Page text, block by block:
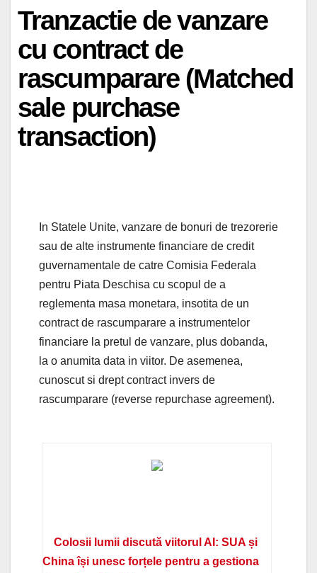
Tranzactie de vanzare
cu contract de
rascumparare (Matched
sale purchase
transaction)
In Statele Unite, vanzare de bonuri de trezorerie
sau de alte instrumente financiare de credit
guvernamentale de catre Comisia Federala
pentru Piata Deschisa cu scopul de a
reglementa masa monetara, insotita de un
contract de rascumparare a instrumentelor
financiare la pretul de vanzare, plus dobanda,
la o anumita data in viitor. De asemenea,
cunoscut si drept contract invers de
rascumparare (reverse repurchase agreement).
Colosii lumii discută viitorul AI: SUA și
China își unesc forțele pentru a gestiona